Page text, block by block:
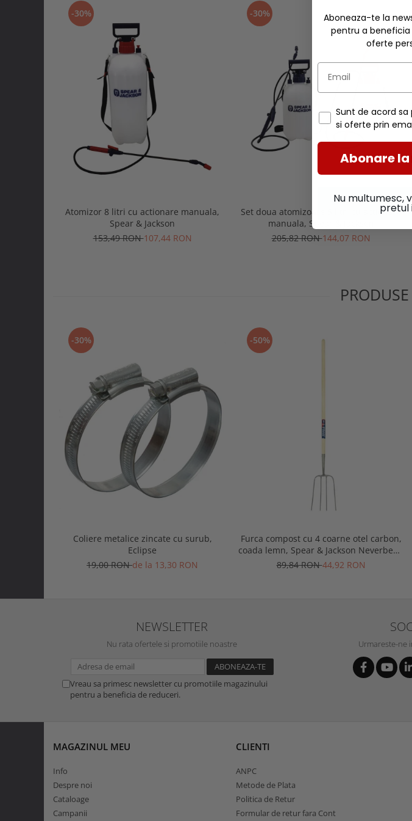
-30%
Atomizor 8 litri cu actionare manuala,
Spear & Jackson
153,49 RON107,44 RON
-30%
Set doua atomizoare 5 litri cu actionare
manuala, Spear & Jackson
205,82 RON144,07 RON
-30%
Coliere metalice zincate cu surub,
Eclipse
19,00 RONde la 13,30 RON
-50%
Furca compost cu 4 coarne otel carbon,
coada lemn, Spear & Jackson Neverbend
Professional
89,84 RON44,92 RON
NEWSLETTER
Nu rata ofertele si promotiile noastre
Vreau sa primesc newsletter cu promotiile magazinului
pentru a beneficia de reduceri.
Urmareste-ne
MAGAZINUL MEU
Info
Despre noi
Cataloage
Campanii
CLIENTI
ANPC
Metode de Plata
Politica de Retur
Formular de retur fara Cont
Aboneaza-te la
pentru a
oferte
Sunt de acord
si oferte prin
Abonare
Nu multumesc,
pretul